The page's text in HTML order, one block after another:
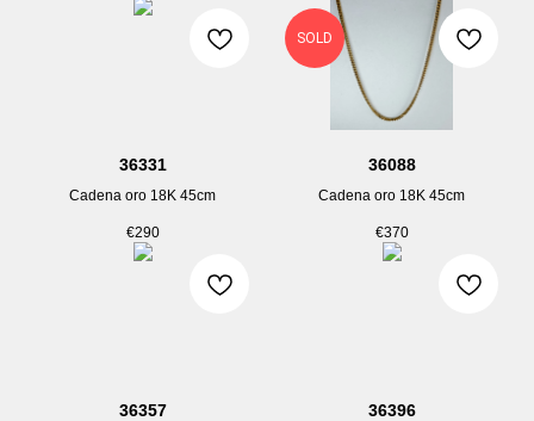
36331
Cadena oro 18K 45cm
€290
SOLD
36088
Cadena oro 18K 45cm
€370
36357 36396